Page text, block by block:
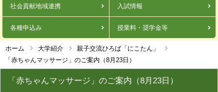
社会貢献地域連携 入試情報
各種申込み 授業料・奨学金等
ホーム 大学紹介
親子交流ひろば「にこたん」
「赤ちゃんマッサージ」のご案内（8月23日）
「赤ちゃんマッサージ」のご案内（8月23日）